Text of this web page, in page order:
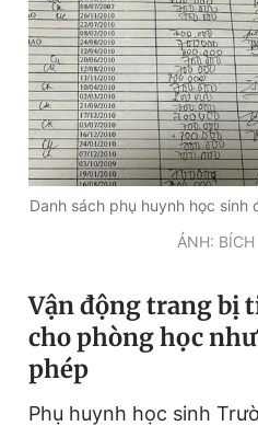
Đọc Thanh Niên trên điện
Theo dõi báo trên
Hotline
Đặt báo
Tổng biên tập: Nguyễn Ngọc
Phó tổng biên tập thường trực:
Phó tổng biên tập: Lâm Hiếu Dũng
Phó tổng biên tập: Trần Việt Hưng
Tổng thư ký tòa soạn: Đức Trung
Danh sách phụ huynh học
ẢNH:
Vận động trang bị
cho phòng học
phép
Phụ huynh học sinh